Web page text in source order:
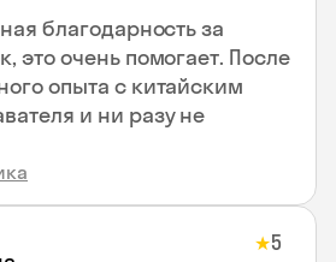
благодарность за
это очень помогает. После
опыта с китайским
и ни разу не
★5